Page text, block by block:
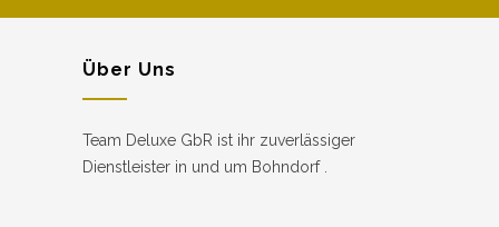
Über Uns
Team Deluxe GbR ist ihr zuverlässiger
Dienstleister in und um Bohndorf .